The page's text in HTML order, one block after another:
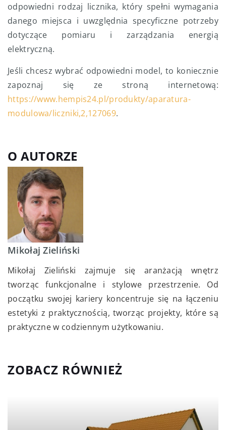
odpowiedni rodzaj licznika, który spełni wymagania
danego miejsca i uwzględnia specyficzne potrzeby
dotyczące pomiaru i zarządzania energią
elektryczną.
Jeśli chcesz wybrać odpowiedni model, to koniecznie
zapoznaj się ze stroną internetową:
https://www.hempis24.pl/produkty/aparatura-
modulowa/liczniki,2,127069.
O AUTORZE
Mikołaj Zieliński
Mikołaj Zieliński zajmuje się aranżacją wnętrz
tworząc funkcjonalne i stylowe przestrzenie. Od
początku swojej kariery koncentruje się na łączeniu
estetyki z praktycznością, tworząc projekty, które są
praktyczne w codziennym użytkowaniu.
ZOBACZ RÓWNIEŻ